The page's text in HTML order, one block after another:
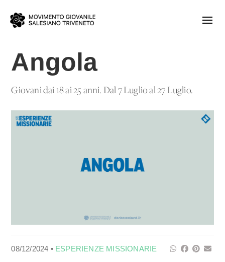
Angola
Giovani dai 18 ai 25 anni. Dal 7 Luglio al 27 Luglio.
08/12/2024 • ESPERIENZE MISSIONARIE